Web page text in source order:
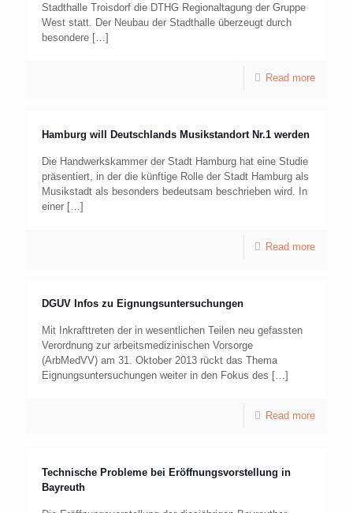
Stadthalle Troisdorf die DTHG Regionaltagung der Gruppe
West statt. Der Neubau der Stadthalle überzeugt durch
besondere […]
Read more
Hamburg will Deutschlands Musikstandort Nr.1 werden
Die Handwerkskammer der Stadt Hamburg hat eine Studie
präsentiert, in der die künftige Rolle der Stadt Hamburg als
Musikstadt als besonders bedeutsam beschrieben wird. In
einer […]
Read more
DGUV Infos zu Eignungsuntersuchungen
Mit Inkrafttreten der in wesentlichen Teilen neu gefassten
Verordnung zur arbeitsmedizinischen Vorsorge
(ArbMedVV) am 31. Oktober 2013 rückt das Thema
Eignungs­untersuchungen weiter in den Fokus des […]
Read more
Technische Probleme bei Eröffnungsvorstellung in
Bayreuth